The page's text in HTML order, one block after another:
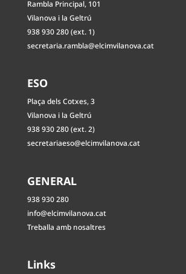
Rambla Principal, 101
Vilanova i la Geltrú
938 930 280 (ext. 1)
secretaria.rambla@elcimvilanova.cat
ESO
Plaça dels Cotxes, 3
Vilanova i la Geltrú
938 930 280 (ext. 2)
secretariaeso@elcimvilanova.cat
GENERAL
938 930 280
info@elcimvilanova.cat
Treballa amb nosaltres
Links